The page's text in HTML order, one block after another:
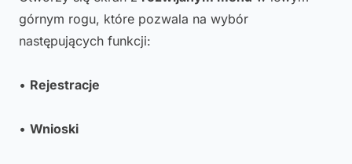
górnym rogu, które pozwala na wybór
następujących funkcji:
• Rejestracje
• Wnioski